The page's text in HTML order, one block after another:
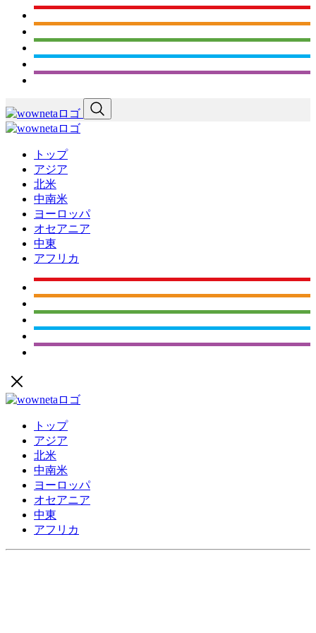
トップ
アジア
北米
中南米
ヨーロッパ
オセアニア
中東
アフリカ
トップ
アジア
北米
中南米
ヨーロッパ
オセアニア
中東
アフリカ